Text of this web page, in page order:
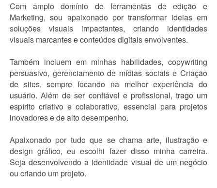
Com amplo domínio de ferramentas de edição e
Marketing, sou apaixonado por transformar ideias em
soluções visuais impactantes, criando identidades
visuais marcantes e conteúdos digitais envolventes.
Também incluem em minhas habilidades, copywriting
persuasivo, gerenciamento de mídias sociais e Criação
de sites, sempre focando na melhor experiência do
usuário. Além de ser confiável e profissional, trago um
espírito criativo e colaborativo, essencial para projetos
inovadores e de alto desempenho.
Apaixonado por tudo que se chama arte, ilustração e
design gráfico, eu escolhi fazer disso minha carreira.
Seja desenvolvendo a identidade visual de um negócio
ou criando um projeto.